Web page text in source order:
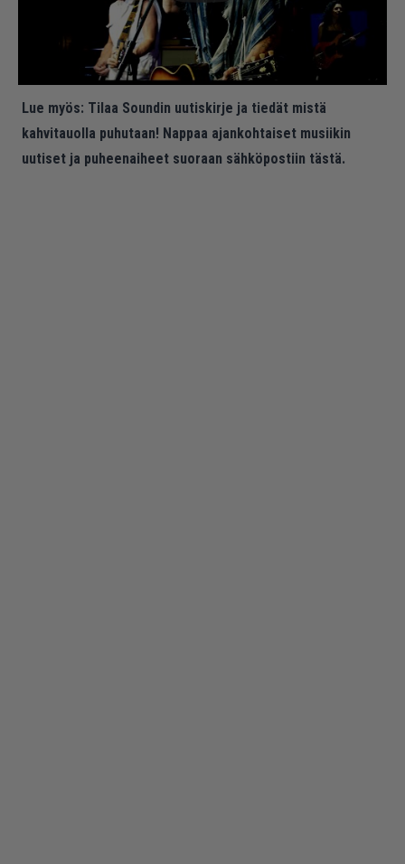
Lue myös: Tilaa Soundin uutiskirje ja tiedät mistä
kahvitauolla puhutaan! Nappaa ajankohtaiset musiikin
uutiset ja puheenaiheet suoraan sähköpostiin tästä.